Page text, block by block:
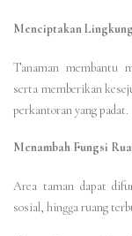
Menciptakan
Tanaman membantu
serta memberikan
perkantoran yang padat.
Menambah Fungsi
Area taman dapat
sosial, hingga ruang